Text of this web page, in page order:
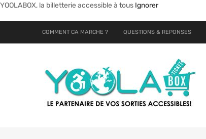
YOOLABOX, la billetterie accessible à tous Ignorer
COMMENT CA MARCHE ? QUESTIONS & REPONSES